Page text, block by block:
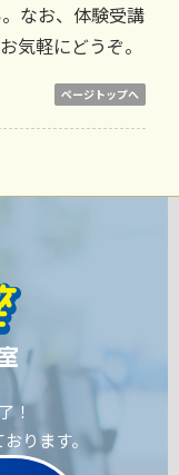
なお、体験受講
気軽にどうぞ。
ページトップへ
！
ります。